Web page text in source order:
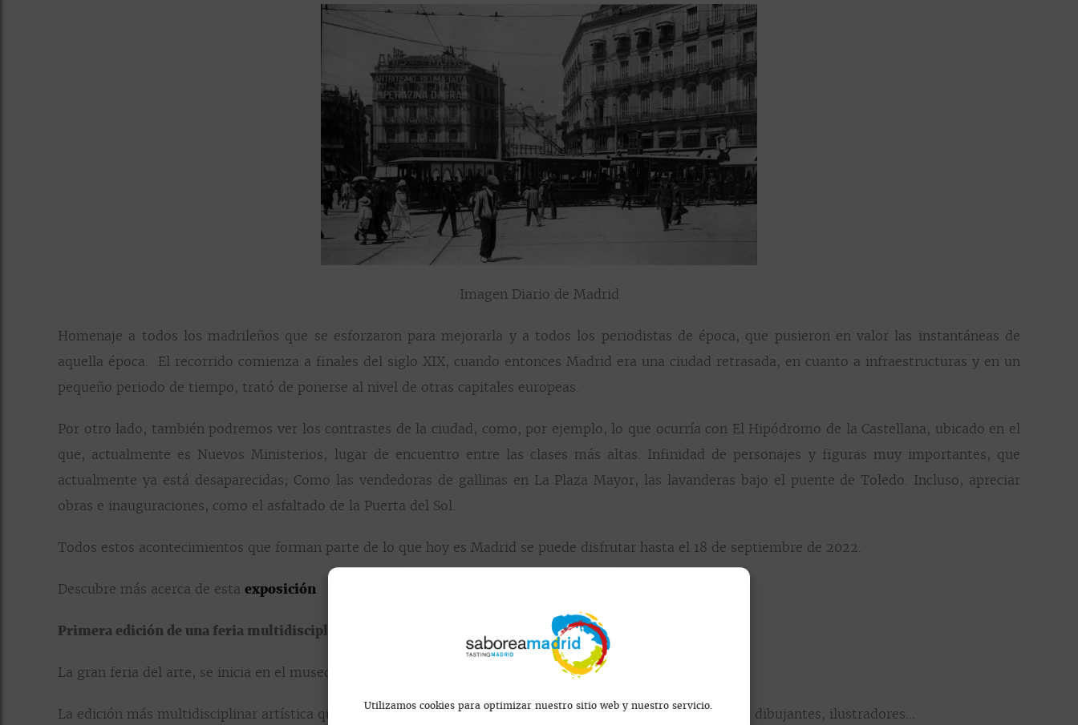
Utilizamos cookies para optimizar nuestro sitio web y nuestro servicio.
Imagen Diario de Madrid
Homenaje a todos los madrileños que se esforzaron para mejorarla y a todos los periodistas de época, que pusieron en valor las instantáneas de
aquella época. El recorrido comienza a finales del siglo XIX, cuando entonces Madrid era una ciudad retrasada, en cuanto a infraestructuras y en un
pequeño periodo de tiempo, trató de ponerse al nivel de otras capitales europeas.
Por otro lado, también podremos ver los contrastes de la ciudad, como, por ejemplo, lo que ocurría con El Hipódromo de la Castellana, ubicado en el
que, actualmente es Nuevos Ministerios, lugar de encuentro entre las clases más altas. Infinidad de personajes y figuras muy importantes, que
actualmente ya está desaparecidas; Como las vendedoras de gallinas en La Plaza Mayor, las lavanderas bajo el puente de Toledo. Incluso, apreciar
obras e inauguraciones, como el asfaltado de la Puerta del Sol.
Todos estos acontecimientos que forman parte de lo que hoy es Madrid se puede disfrutar hasta el 18 de septiembre de 2022.
Descubre más acerca de esta exposición.
Primera edición de una feria multidisciplinar
La gran feria del arte, se inicia en el museo del Ferrocarril, de 26 al 29 de mayo de 2022.
La edición más multidisciplinar artística que reunirá a veteranos y emergentes autores, pintores, fotógrafos, dibujantes, ilustradores…